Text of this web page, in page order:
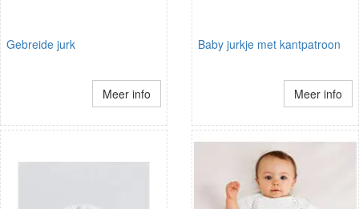
Gebreide jurk
Meer info
Baby jurkje met kantpatroon
Meer info